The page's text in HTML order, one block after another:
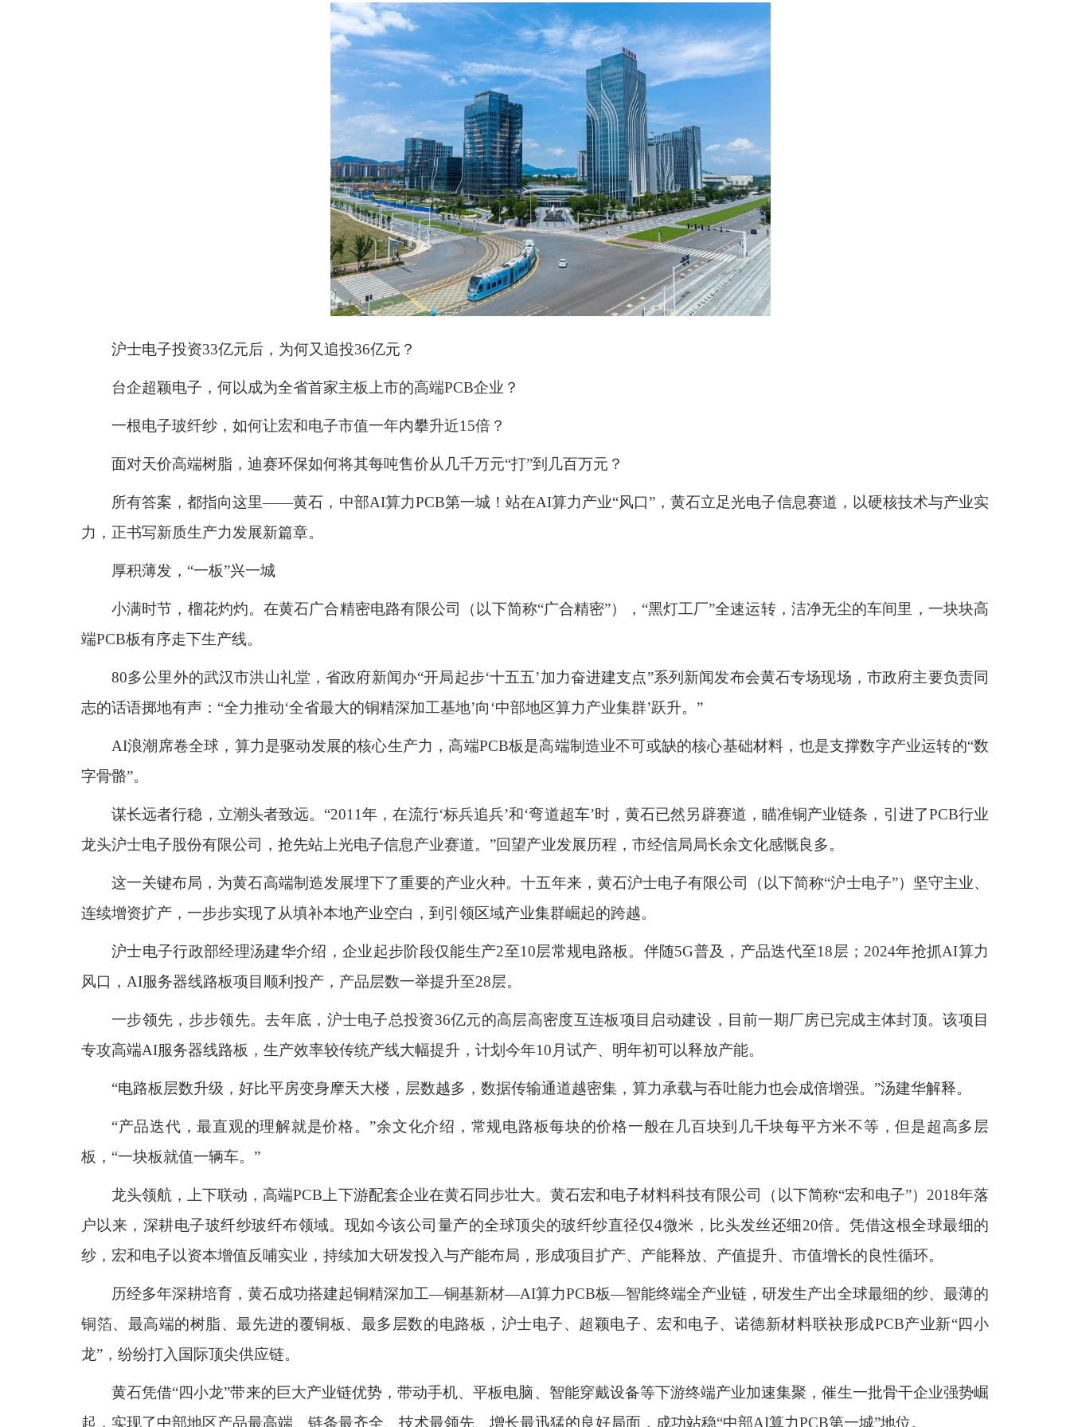
沪士电子投资33亿元后，为何又追投36亿元？
台企超颖电子，何以成为全省首家主板上市的高端PCB企业？
一根电子玻纤纱，如何让宏和电子市值一年内攀升近15倍？
面对天价高端树脂，迪赛环保如何将其每吨售价从几千万元“打”到几百万元？
所有答案，都指向这里——黄石，中部AI算力PCB第一城！站在AI算力产业“风口”，黄石立足光电子信息赛道，以硬核技术与产业实
力，正书写新质生产力发展新篇章。
厚积薄发，“一板”兴一城
小满时节，榴花灼灼。在黄石广合精密电路有限公司（以下简称“广合精密”），“黑灯工厂”全速运转，洁净无尘的车间里，一块块高
端PCB板有序走下生产线。
80多公里外的武汉市洪山礼堂，省政府新闻办“开局起步‘十五五’加力奋进建支点”系列新闻发布会黄石专场现场，市政府主要负责同
志的话语掷地有声：“全力推动‘全省最大的铜精深加工基地’向‘中部地区算力产业集群’跃升。”
AI浪潮席卷全球，算力是驱动发展的核心生产力，高端PCB板是高端制造业不可或缺的核心基础材料，也是支撑数字产业运转的“数
字骨骼”。
谋长远者行稳，立潮头者致远。“2011年，在流行‘标兵追兵’和‘弯道超车’时，黄石已然另辟赛道，瞄准铜产业链条，引进了PCB行业
龙头沪士电子股份有限公司，抢先站上光电子信息产业赛道。”回望产业发展历程，市经信局局长余文化感慨良多。
这一关键布局，为黄石高端制造发展埋下了重要的产业火种。十五年来，黄石沪士电子有限公司（以下简称“沪士电子”）坚守主业、
连续增资扩产，一步步实现了从填补本地产业空白，到引领区域产业集群崛起的跨越。
沪士电子行政部经理汤建华介绍，企业起步阶段仅能生产2至10层常规电路板。伴随5G普及，产品迭代至18层；2024年抢抓AI算力
风口，AI服务器线路板项目顺利投产，产品层数一举提升至28层。
一步领先，步步领先。去年底，沪士电子总投资36亿元的高层高密度互连板项目启动建设，目前一期厂房已完成主体封顶。该项目
专攻高端AI服务器线路板，生产效率较传统产线大幅提升，计划今年10月试产、明年初可以释放产能。
“电路板层数升级，好比平房变身摩天大楼，层数越多，数据传输通道越密集，算力承载与吞吐能力也会成倍增强。”汤建华解释。
“产品迭代，最直观的理解就是价格。”余文化介绍，常规电路板每块的价格一般在几百块到几千块每平方米不等，但是超高多层
板，“一块板就值一辆车。”
龙头领航，上下联动，高端PCB上下游配套企业在黄石同步壮大。黄石宏和电子材料科技有限公司（以下简称“宏和电子”）2018年落
户以来，深耕电子玻纤纱玻纤布领域。现如今该公司量产的全球顶尖的玻纤纱直径仅4微米，比头发丝还细20倍。凭借这根全球最细的
纱，宏和电子以资本增值反哺实业，持续加大研发投入与产能布局，形成项目扩产、产能释放、产值提升、市值增长的良性循环。
历经多年深耕培育，黄石成功搭建起铜精深加工—铜基新材—AI算力PCB板—智能终端全产业链，研发生产出全球最细的纱、最薄的
铜箔、最高端的树脂、最先进的覆铜板、最多层数的电路板，沪士电子、超颖电子、宏和电子、诺德新材料联袂形成PCB产业新“四小
龙”，纷纷打入国际顶尖供应链。
黄石凭借“四小龙”带来的巨大产业链优势，带动手机、平板电脑、智能穿戴设备等下游终端产业加速集聚，催生一批骨干企业强势崛
起，实现了中部地区产品最高端、链条最齐全、技术最领先、增长最迅猛的良好局面，成功站稳“中部AI算力PCB第一城”地位。